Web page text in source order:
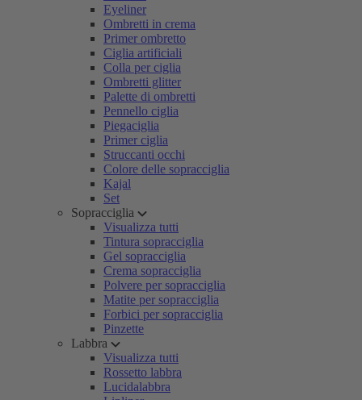
Eyeliner
Ombretti in crema
Primer ombretto
Ciglia artificiali
Colla per ciglia
Ombretti glitter
Palette di ombretti
Pennello ciglia
Piegaciglia
Primer ciglia
Struccanti occhi
Colore delle sopracciglia
Kajal
Set
Sopracciglia
Visualizza tutti
Tintura sopracciglia
Gel sopracciglia
Crema sopracciglia
Polvere per sopracciglia
Matite per sopracciglia
Forbici per sopracciglia
Pinzette
Labbra
Visualizza tutti
Rossetto labbra
Lucidalabbra